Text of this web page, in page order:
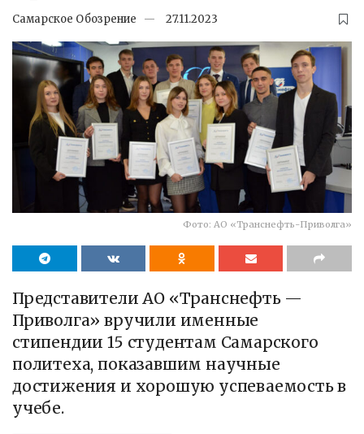
Самарское Обозрение 27.11.2023
Фото: АО «Транснефть-Приволга»
Представители АО «Транснефть —
Приволга» вручили именные
стипендии 15 студентам Самарского
политеха, показавшим научные
достижения и хорошую успеваемость в
учебе.